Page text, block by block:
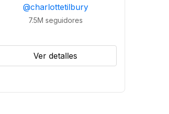
@charlottetilbury
7.5M seguidores
Ver detalles